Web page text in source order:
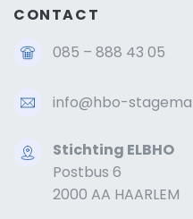
CONTACT
085 – 888 43 05
info@hbo-
Stichting ELBHO
Postbus 6
2000 AA HAARLEM